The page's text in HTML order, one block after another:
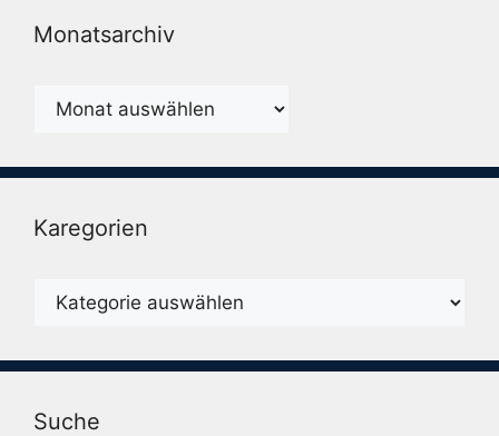
Monatsarchiv
Monatsarchiv
Karegorien
Karegorien
Suche